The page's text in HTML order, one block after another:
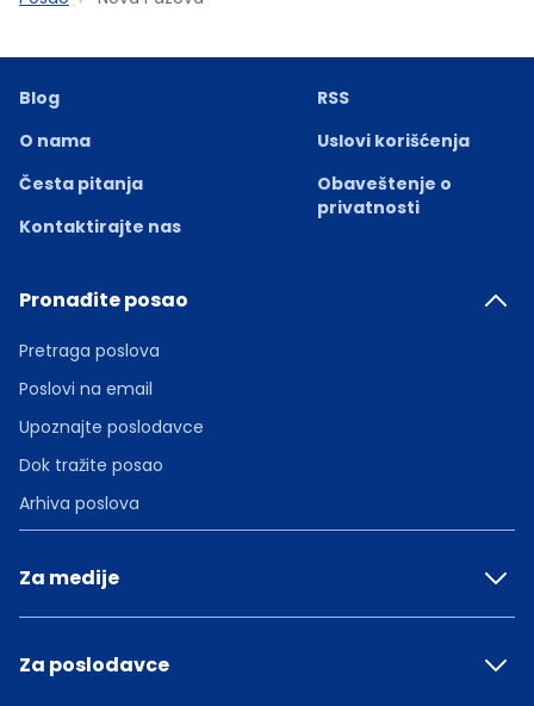
Blog
O nama
Česta pitanja
Kontaktirajte nas
RSS
Uslovi korišćenja
Obaveštenje o
privatnosti
Pronađite posao
Pretraga poslova
Poslovi na email
Upoznajte poslodavce
Dok tražite posao
Arhiva poslova
Za medije
Za poslodavce